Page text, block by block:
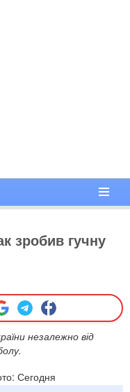
зробив гучну
незалежно від